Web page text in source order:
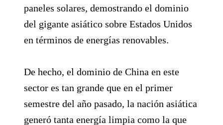
paneles solares, demostrando el dominio
del gigante asiático sobre Estados Unidos
en términos de energías renovables.
De hecho, el dominio de China en este
sector es tan grande que en el primer
semestre del año pasado, la nación asiática
generó tanta energía limpia como la que